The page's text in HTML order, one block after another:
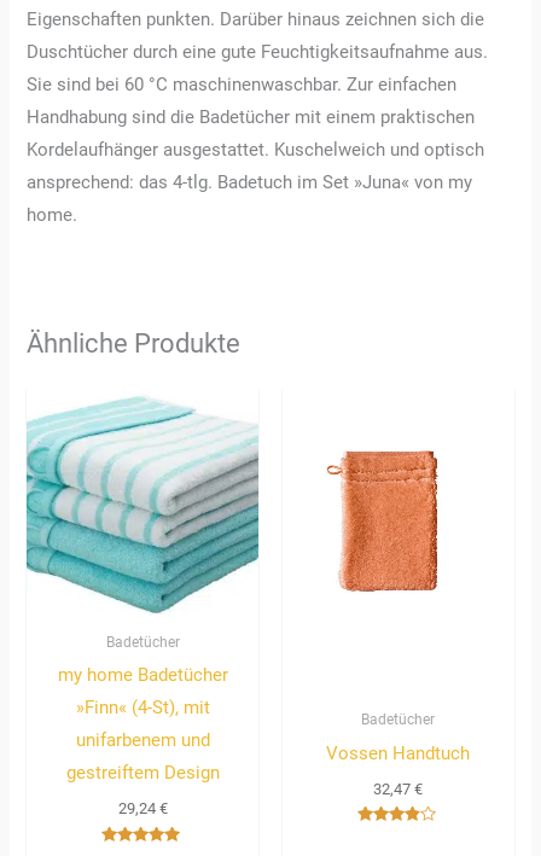
Eigenschaften punkten. Darüber hinaus zeichnen sich die
Duschtücher durch eine gute Feuchtigkeitsaufnahme aus.
Sie sind bei 60 °C maschinenwaschbar. Zur einfachen
Handhabung sind die Badetücher mit einem praktischen
Kordelaufhänger ausgestattet. Kuschelweich und optisch
ansprechend: das 4-tlg. Badetuch im Set »Juna« von my
home.
Ähnliche Produkte
Badetücher
my home Badetücher
»Finn« (4-St), mit
unifarbenem und
gestreiftem Design
29,24 €
Badetücher
Vossen Handtuch
32,47€